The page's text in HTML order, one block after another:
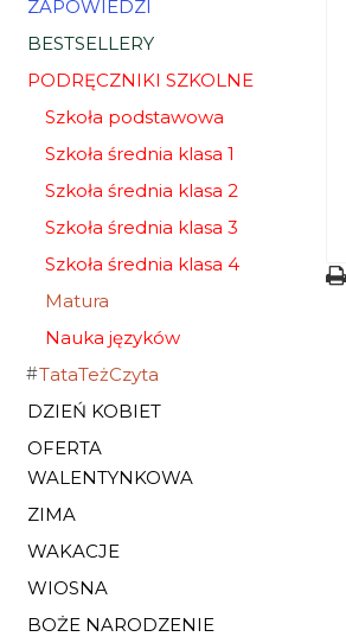
ZAPOWIEDZI
BESTSELLERY
PODRĘCZNIKI SZKOLNE
Szkoła podstawowa
Szkoła średnia klasa 1
Szkoła średnia klasa 2
Szkoła średnia klasa 3
Szkoła średnia klasa 4
Matura
Nauka języków
TataTeżCzyta
DZIEŃ KOBIET
OFERTA
WALENTYNKOWA
ZIMA
WAKACJE
WIOSNA
BOŻE NARODZENIE